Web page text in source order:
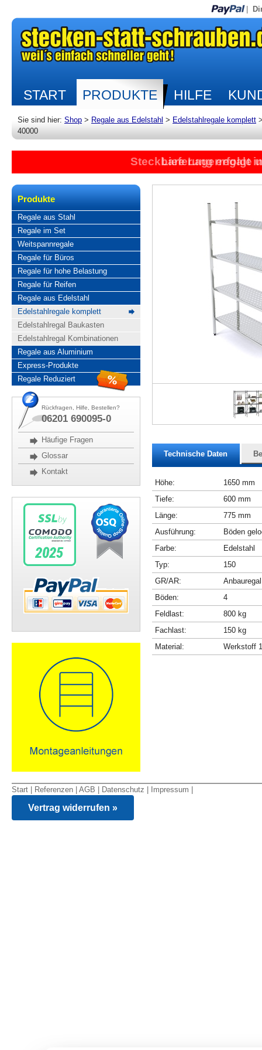
START PRODUKTE HILFE
Sie sind hier: Shop > Regale aus Edelstahl > Edelstahlregale komplett
40000
Steckbare Lagerregale
Lieferung erfolgt
Produkte
Regale aus Stahl
Regale im Set
Weitspannregale
Regale für Büros
Regale für hohe Belastung
Regale für Reifen
Regale aus Edelstahl
Edelstahlregale komplett
Edelstahlregal Baukasten
Edelstahlregal Kombinationen
Regale aus Aluminium
Express-Produkte
Regale Reduziert
Rückfragen, Hilfe, Bestellen?
06201 690095-0
Häufige Fragen
Glossar
Kontakt
Technische Daten
Höhe:
1650 mm
Tiefe:
600 mm
Länge:
775 mm
Ausführung:
Böden
Farbe:
Edelstahl
Typ:
150
GR/AR:
Anbauregal
Böden:
4
Feldlast:
800 kg
Fachlast:
150 kg
Material:
Werkstoff
Start Referenzen AGB Datenschutz Impressum
Vertrag widerrufen »